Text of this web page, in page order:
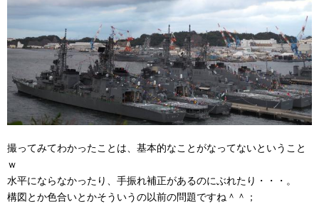
撮ってみてわかったことは、基本的なことがなってないということ
ｗ
水平にならなかったり、手振れ補正があるのにぶれたり・・・。
構図とか色合いとかそういうの以前の問題ですね＾＾；